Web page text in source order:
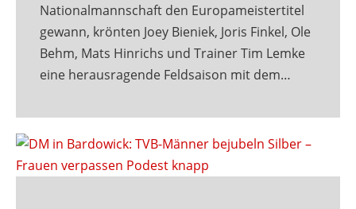
Nationalmannschaft den Europameistertitel
gewann, krönten Joey Bieniek, Joris Finkel, Ole
Behm, Mats Hinrichs und Trainer Tim Lemke
eine herausragende Feldsaison mit dem…